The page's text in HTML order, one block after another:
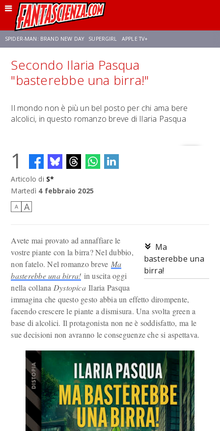
SPIDER-MAN: BRAND NEW DAY SUPERGIRL APPLE TV+
FRANCO RICCIARDIELLO ZENDAYA STAR TREK AVENGERS: DOOMSDAY
Secondo Ilaria Pasqua
"basterebbe una birra!"
Il mondo non è più un bel posto per chi ama bere
alcolici, in questo romanzo breve di Ilaria Pasqua
1
Articolo di S*
Martedì 4 febbraio 2025
A A
Ma
basterebbe una
birra!
Avete mai provato ad annaffiare le
vostre piante con la birra? Nel dubbio,
non fatelo. Nel romanzo breve Ma
basterebbe una birra! in uscita oggi
nella collana DystopicaIlaria Pasqua
immagina che questo gesto abbia un effetto dirompente,
facendo crescere le piante a dismisura. Una svolta green a
base di alcolici. Il protagonista non ne è soddisfatto, ma le
sue decisioni non avranno le conseguenze che si aspettava.